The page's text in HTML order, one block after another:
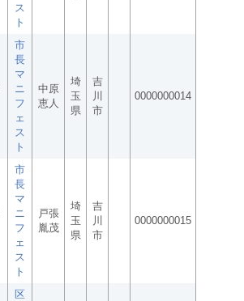
ス
ト
市
長
マ
ニ
フ
ェ
ス
ト
中原
恵人
埼
玉
県
吉
川
市
0000000014
市
長
マ
ニ
フ
ェ
ス
ト
戸張
胤茂
埼
玉
県
吉
川
市
0000000015
区